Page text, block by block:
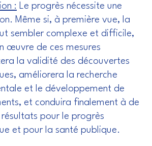
: Le progrès nécessite une
Même si, à première vue, la
sembler complexe et difficile,
œuvre de ces mesures
la validité des découvertes
améliorera la recherche
et le développement de
et conduira finalement à de
pour le progrès
et pour la santé publique.